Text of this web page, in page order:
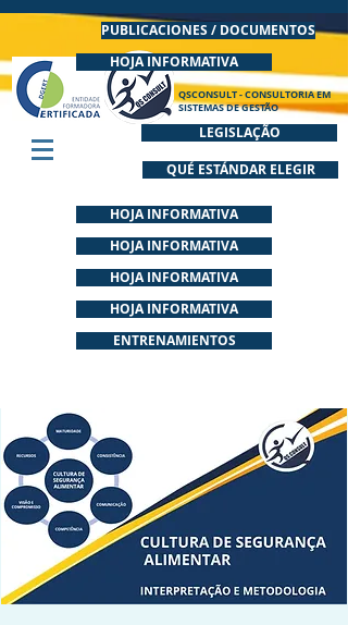
QSCONSULT - CONSULTORIA EM
SISTEMAS DE GESTÃO
LEGISLAÇÃO
QUÉ ESTÁNDAR ELEGIR
HOJA INFORMATIVA
HOJA INFORMATIVA
HOJA INFORMATIVA
HOJA INFORMATIVA
ENTRENAMIENTOS
PUBLICACIONES / DOCUMENTOS
HOJA INFORMATIVA